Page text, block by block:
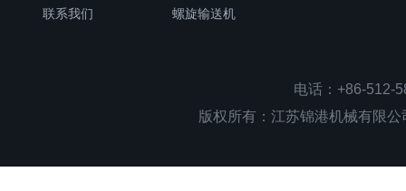
联系我们 螺旋输送机
电话：+86-
版权所有：江苏锦港机械有